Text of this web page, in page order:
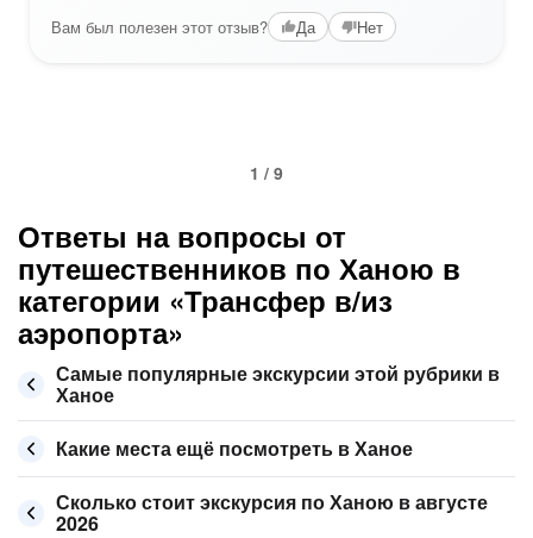
Вам был полезен этот отзыв? Да Нет
1 / 9
Ответы на вопросы от
путешественников по Ханою в
категории «Трансфер в/из
аэропорта»
Самые популярные экскурсии этой рубрики в
Ханое
Какие места ещё посмотреть в Ханое
Сколько стоит экскурсия по Ханою в августе
2026